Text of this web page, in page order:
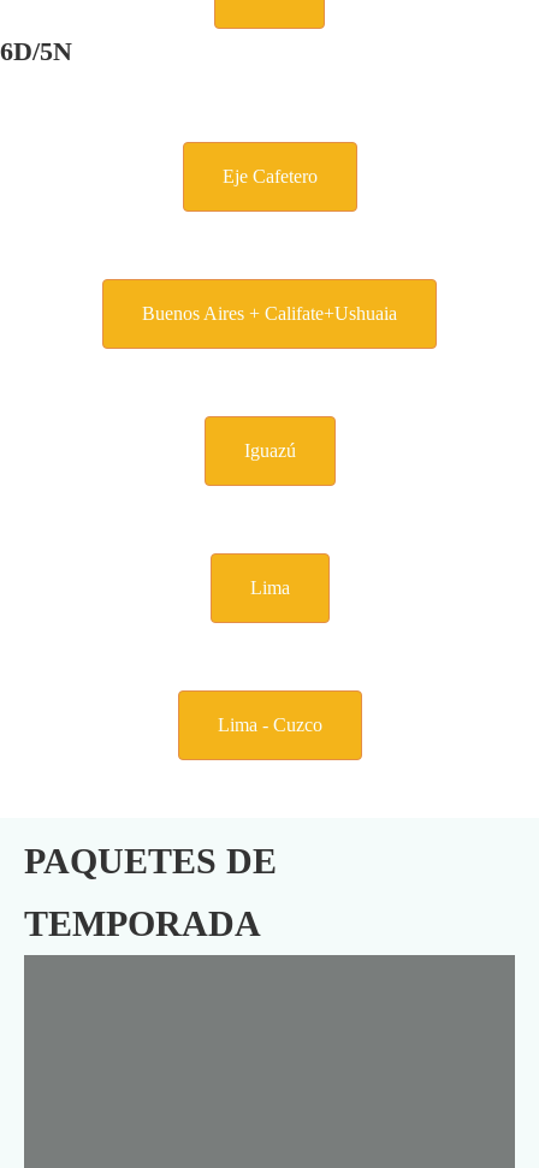
6D/5N
Eje Cafetero
Buenos Aires + Califate+Ushuaia
Iguazú
Lima
Lima - Cuzco
PAQUETES DE
TEMPORADA